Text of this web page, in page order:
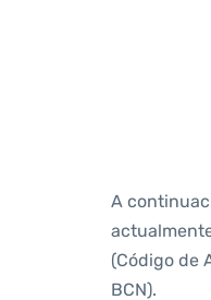
A
(Código de
BCN).